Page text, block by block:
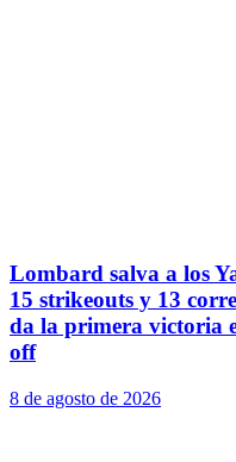
Lombard salva a los
15 strikeouts y 13
da la primera victoria
off
8 de agosto de 2026